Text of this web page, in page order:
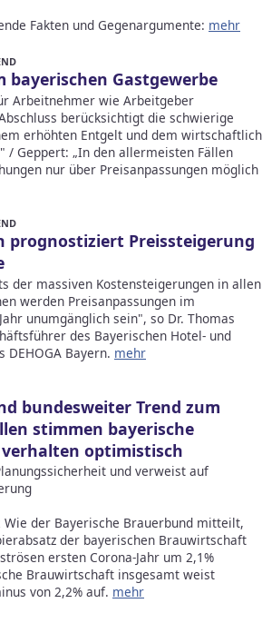
Fakten und Gegenargumente: mehr
bayerischen Gastgewerbe
Arbeitnehmer wie Arbeitgeber
berücksichtigt die schwierige
erhöhten Entgelt und dem wirtschaftlich
/ Geppert: „In den allermeisten Fällen
nur über Preisanpassungen möglich
prognostiziert Preissteigerung
der massiven Kostensteigerungen in allen
werden Preisanpassungen im
unumgänglich sein", so Dr. Thomas
des Bayerischen Hotel- und
DEHOGA Bayern. mehr
bundesweiter Trend zum
stimmen bayerische
optimistisch
und verweist auf
Wie der Bayerische Brauerbund mitteilt,
der bayerischen Brauwirtschaft
ersten Corona-Jahr um 2,1%
Brauwirtschaft insgesamt weist
von 2,2% auf. mehr